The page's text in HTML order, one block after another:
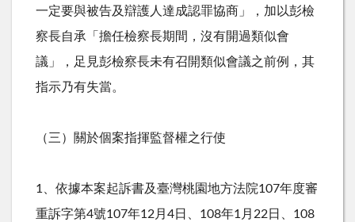
一定要與被告及辯護人達成認罪協商」，加以彭檢
察長自承「擔任檢察長期間，沒有開過類似會
議」，足見彭檢察長未有召開類似會議之前例，其
指示乃有失當。
（三）關於個案指揮監督權之行使
1、依據本案起訴書及臺灣桃園地方法院107年度審
重訴字第4號107年12 月 4日、 108年1 月 22 日、 108